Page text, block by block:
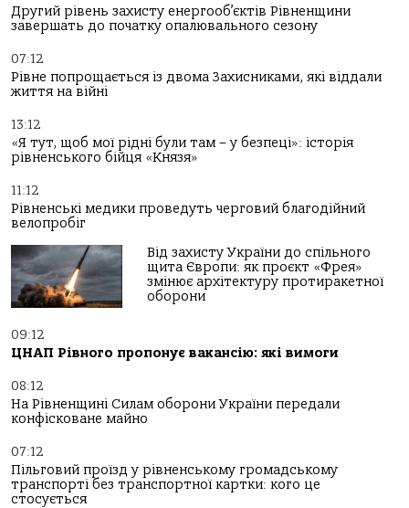
Другий рівень захисту енергооб’єктів Рівненщини
завершать до початку опалювального сезону
07:12
Рівне попрощається із двома Захисниками, які віддали
життя на війні
13:12
«Я тут, щоб мої рідні були там – у безпеці»: історія
рівненського бійця «Князя»
11:12
Рівненські медики проведуть черговий благодійний
велопробіг
Від захисту України до спільного
щита Європи: як проєкт «Фрея»
змінює архітектуру протиракетної
оборони
09:12
ЦНАП Рівного пропонує вакансію: які вимоги
08:12
На Рівненщині Силам оборони України передали
конфісковане майно
07:12
Пільговий проїзд у рівненському громадському
транспорті без транспортної картки: кого це
стосується